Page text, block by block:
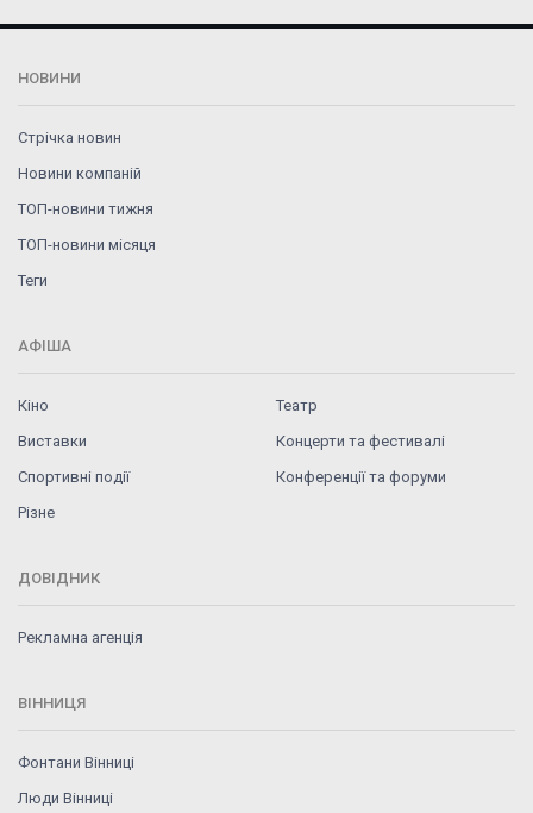
НОВИНИ
Стрічка новин
Новини компаній
ТОП-новини тижня
ТОП-новини місяця
Теги
АФІША
Кіно
Театр
Виставки
Концерти та фестивалі
Спортивні події
Конференції та форуми
Різне
ДОВІДНИК
Рекламна агенція
ВІННИЦЯ
Фонтани Вінниці
Люди Вінниці